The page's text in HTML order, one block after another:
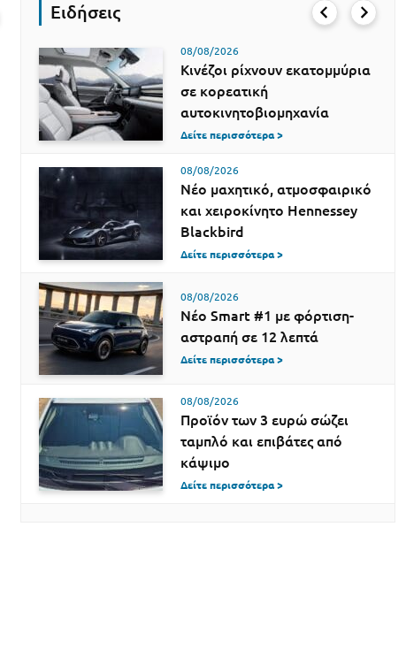
Ειδήσεις
08/08/2026
Κινέζοι ρίχνουν εκατομμύρια
σε κορεατική
αυτοκινητοβιομηχανία
Δείτε περισσότερα >
08/08/2026
Νέο μαχητικό, ατμοσφαιρικό
και χειροκίνητο Hennessey
Blackbird
Δείτε περισσότερα >
08/08/2026
Νέο Smart #1 με φόρτιση-
αστραπή σε 12 λεπτά
Δείτε περισσότερα >
08/08/2026
Προϊόν των 3 ευρώ σώζει
ταμπλό και επιβάτες από
κάψιμο
Δείτε περισσότερα >